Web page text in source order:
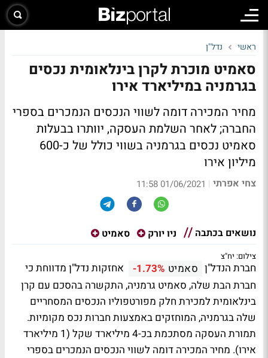
ראשי נדל"ן
סאמיט מוכרת לקרן בינלאומית נכסים
בגרמניה במיליארד אירו
מחיר המכירה דומה לשווי הנכסים הנמכרים בספרי
החברה; לאחר השלמת העסקה, יוותרו בבעלות
סאמיט נכסים בגרמניה בשווי כולל של כ-600
מיליון אירו
צחי אפרתי |
01/06/2021 11:58
נושאים בכתבה ניו יורק סאמיט
צילום: יח"צ
חברת הנדל"ן סאמיט -1.73%
אחזקות נדל"ן מדווחת כי
חברת הבת שלה, סאמיט גרמניה, התקשרה בהסכם עם קרן
בינלאומית למכירת חלק מפורטפוליו הנכסים המסחריים
שלה בגרמניה, המוחזקים באמצעות חברות נכס מקומיות.
תמורת העסקה מסתכמת בכ-4 מיליארד שקל (1 מיליארד
אירו). מחיר המכירה דומה לשווי הנכסים הנמכרים בספרי